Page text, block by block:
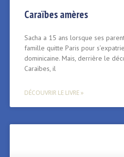
Caraïbes amères
Sacha a 15 ans lorsque ses
famille quitte Paris pour
dominicaine. Mais, derrière le
Caraïbes, il
DÉCOUVRIR LE LIVRE »